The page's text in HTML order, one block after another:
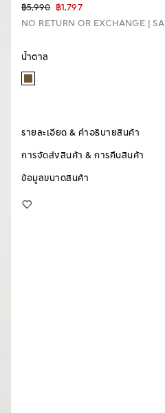
฿5,990 ฿1,797
NO RETURN OR EXCHANGE
น้ำตาล
รายละเอียด & คำอธิบายสินค้า
การจัดส่งสินค้า & การคืนสินค้า
ข้อมูลขนาดสินค้า